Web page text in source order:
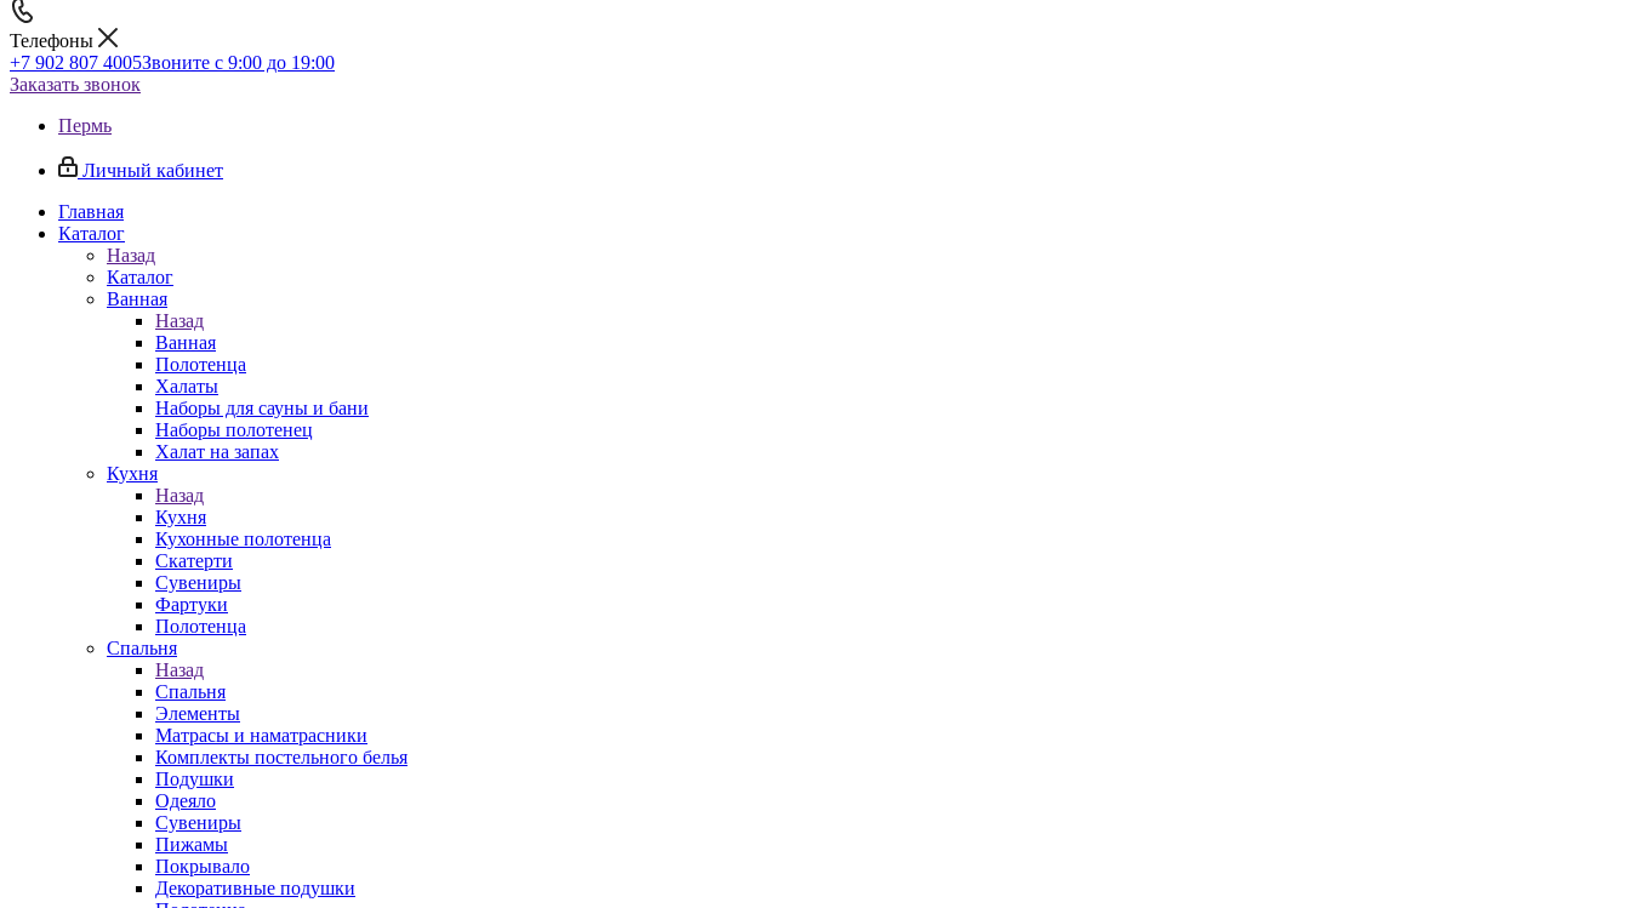
Телефоны
+7 902 807 4005Звоните с 9:00 до 19:00
Заказать звонок
Пермь
Личный кабинет
Главная
Каталог
Назад
Каталог
Ванная
Назад
Ванная
Полотенца
Халаты
Наборы для сауны и бани
Наборы полотенец
Халат на запах
Кухня
Назад
Кухня
Кухонные полотенца
Скатерти
Сувениры
Фартуки
Полотенца
Спальня
Назад
Спальня
Элементы
Матрасы и наматрасники
Комплекты постельного белья
Подушки
Одеяло
Сувениры
Пижамы
Покрывало
Декоративные подушки